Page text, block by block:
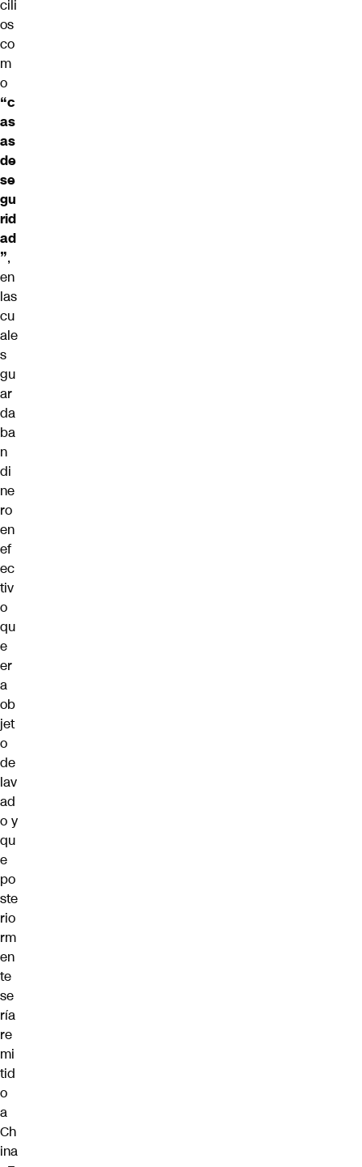
cili
os
co
m
o
“c
as
as
de
se
gu
rid
ad
”,
en
las
cu
ale
s
gu
ar
da
ba
n
di
ne
ro
en
ef
ec
tiv
o
qu
e
er
a
ob
jet
o
de
lav
ad
o y
qu
e
po
ste
rio
rm
en
te
se
ría
re
mi
tid
o
a
Ch
ina